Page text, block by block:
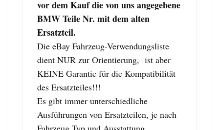
vor dem Kauf die von uns angegebene
BMW Teile Nr. mit dem alten
Ersatzteil.
Die eBay Fahrzeug-Verwendungsliste
dient NUR zur Orientierung, ist aber
KEINE Garantie für die Kompatibilität
des Ersatzteiles!!!
Es gibt immer unterschiedliche
Ausführungen von Ersatzteilen, je nach